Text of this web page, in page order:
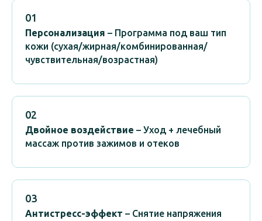
01
Персонализация – Программа под ваш тип
кожи (сухая/жирная/комбинированная/
чувствительная/возрастная)
02
Двойное воздействие – Уход + лечебный
массаж против зажимов и отеков
03
Антистресс-эффект – Снятие напряжения